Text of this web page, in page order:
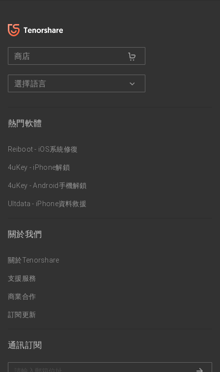
商店
選擇語言
熱門軟體
Reiboot - iOS系統修復
4uKey - iPhone解鎖
4uKey - Android手機解鎖
Ultdata - iPhone資料救援
關於我們
關於Tenorshare
支援服務
商業合作
訂閱更新
通訊訂閱